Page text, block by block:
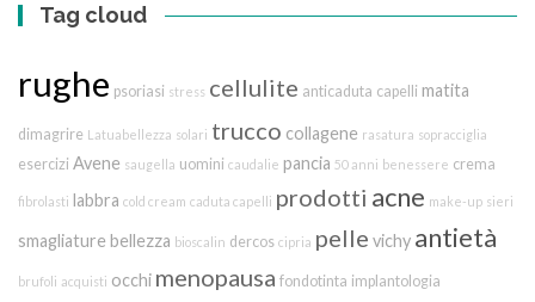
Tag cloud
rughe psoriasi stress cellulite anticaduta capelli matita
dimagrire Latuabellezza solari trucco collagene rasatura sopracciglia
esercizi Avene saugella uomini caudalie pancia 50 anni benessere crema
fibrolasti labbra cold cream caduta capelli prodotti acne make-up sieri
smagliature bellezza bioscalin dercos cipria pelle vichy antietà
brufoli acquisti occhi menopausa fondotinta implantologia